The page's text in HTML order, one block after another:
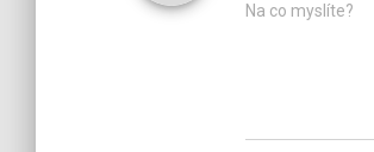
Na co myslíte?